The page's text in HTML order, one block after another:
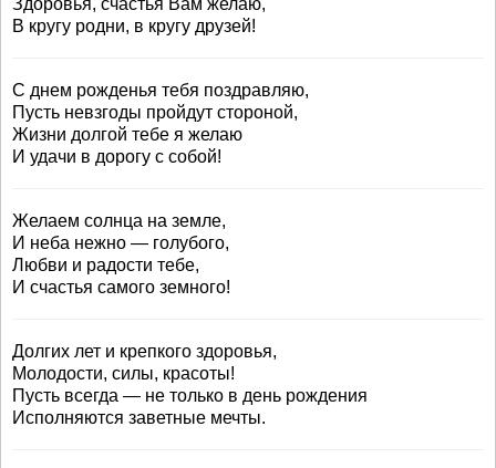
Здоровья, счастья Вам желаю,
В кругу родни, в кругу друзей!
С днем рожденья тебя поздравляю,
Пусть невзгоды пройдут стороной,
Жизни долгой тебе я желаю
И удачи в дорогу с собой!
Желаем солнца на земле,
И неба нежно — голубого,
Любви и радости тебе,
И счастья самого земного!
Долгих лет и крепкого здоровья,
Молодости, силы, красоты!
Пусть всегда — не только в день рождения
Исполняются заветные мечты.